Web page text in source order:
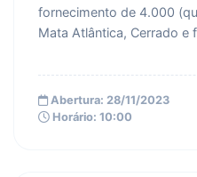
fornecimento de 4.000
Mata Atlântica, Cerrado e
Abertura: 28/11/2023
Horário: 10:00